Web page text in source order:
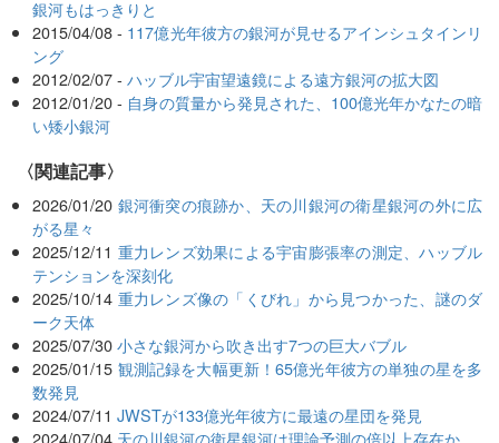
銀河もはっきりと
2015/04/08 - 117億光年彼方の銀河が見せるアインシュタインリ
ング
2012/02/07 -ハッブル宇宙望遠鏡による遠方銀河の拡大図
2012/01/20 - 自身の質量から発見された、100億光年かなたの暗
い矮小銀河
関連記事
2026/01/20 銀河衝突の痕跡か、天の川銀河の衛星銀河の外に広
がる星々
2025/12/11 重力レンズ効果による宇宙膨張率の測定、ハッブル
テンションを深刻化
2025/10/14 重力レンズ像の「くびれ」から見つかった、謎のダ
ーク天体
2025/07/30 小さな銀河から吹き出す7つの巨大バブル
2025/01/15 観測記録を大幅更新！65億光年彼方の単独の星を多
数発見
2024/07/11 JWSTが133億光年彼方に最遠の星団を発見
2024/07/04 天の川銀河の衛星銀河は理論予測の倍以上存在か